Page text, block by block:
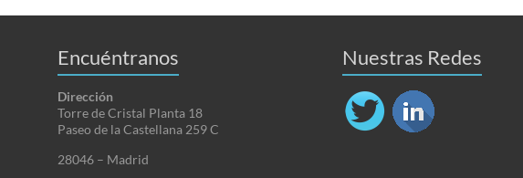
Encuéntranos
Dirección
Torre de Cristal Planta 18
Paseo de la Castellana 259 C
28046 – Madrid
Nuestras Redes